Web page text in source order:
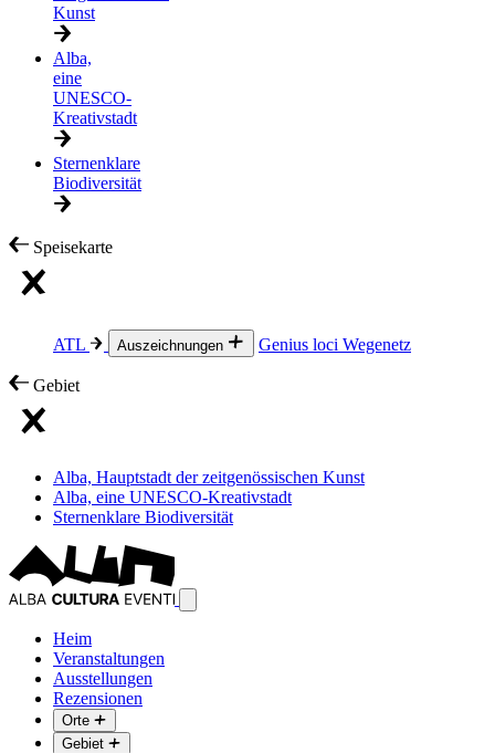
Kunst
Alba,
eine
UNESCO-
Kreativstadt
Sternenklare
Biodiversität
Speisekarte
ATL Auszeichnungen Genius loci Wegenetz
Gebiet
Alba, Hauptstadt der zeitgenössischen Kunst
Alba, eine UNESCO-Kreativstadt
Sternenklare Biodiversität
Heim
Veranstaltungen
Ausstellungen
Rezensionen
Orte
Gebiet